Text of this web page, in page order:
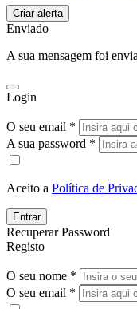
Enviado
A sua mensagem foi
Login
O seu email *
A sua password *
Aceito a Política de
Entrar
Recuperar Password
Registo
O seu nome *
O seu email *